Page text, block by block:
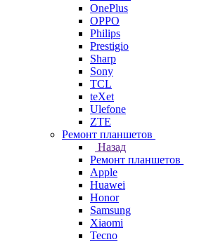
OnePlus
OPPO
Philips
Prestigio
Sharp
Sony
TCL
teXet
Ulefone
ZTE
Ремонт планшетов
Назад
Ремонт планшетов
Apple
Huawei
Honor
Samsung
Xiaomi
Tecno